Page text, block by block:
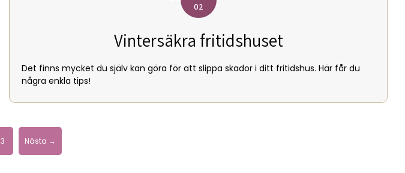
02
Vintersäkra fritidshuset
Det finns mycket du själv kan göra för att slippa skador i ditt fritidshus. Här får du
några enkla tips!
3 Nästa →